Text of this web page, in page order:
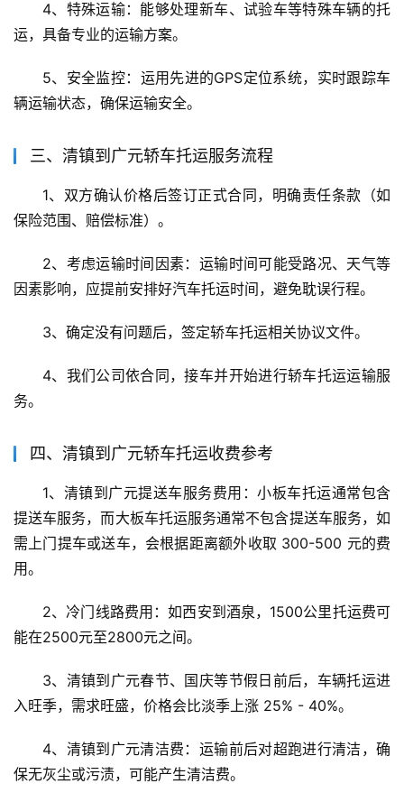
4、特殊运输：能够处理新车、试验车等特殊车辆的托
运，具备专业的运输方案。
5、安全监控：运用先进的GPS定位系统，实时跟踪车
辆运输状态，确保运输安全。
三、清镇到广元轿车托运服务流程
1、双方确认价格后签订正式合同，明确责任条款（如
保险范围、赔偿标准）。
2、考虑运输时间因素：运输时间可能受路况、天气等
因素影响，应提前安排好汽车托运时间，避免耽误行程。
3、确定没有问题后，签定轿车托运相关协议文件。
4、我们公司依合同，接车并开始进行轿车托运运输服
务。
四、清镇到广元轿车托运收费参考
1、清镇到广元提送车服务费用：小板车托运通常包含
提送车服务，而大板车托运服务通常不包含提送车服务，如
需上门提车或送车，会根据距离额外收取 300-500 元的费
用。
2、冷门线路费用：如西安到酒泉，1500公里托运费可
能在2500元至2800元之间。
3、清镇到广元春节、国庆等节假日前后，车辆托运进
入旺季，需求旺盛，价格会比淡季上涨 25% - 40%。
4、清镇到广元清洁费：运输前后对超跑进行清洁，确
保无灰尘或污渍，可能产生清洁费。